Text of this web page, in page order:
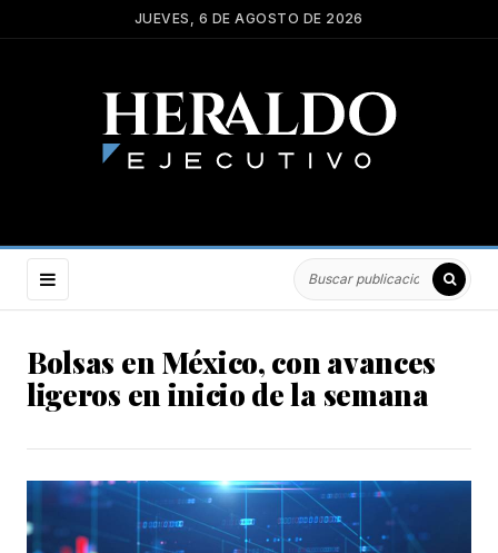
JUEVES, 6 DE AGOSTO DE 2026
Bolsas en México, con avances
ligeros en inicio de la semana